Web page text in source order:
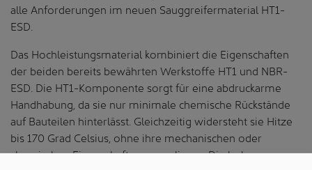
alle Anforderungen im neuen Sauggreifermaterial HT1-
ESD.
Das Hochleistungsmaterial kombiniert die Eigenschaften
der beiden bereits bewährten Werkstoffe HT1 und NBR-
ESD. Die HT1-Komponente sorgt für eine abdruckarme
Handhabung, da sie nur minimale chemische Rückstände
auf Bauteilen hinterlässt. Gleichzeitig widersteht sie Hitze
bis 170 Grad Celsius, ohne ihre mechanischen oder
chemischen Eigenschaften zu verlieren. Die hohe